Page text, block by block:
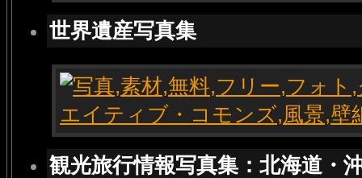
世界遺産写真集
観光旅行情報写真集：北海道・